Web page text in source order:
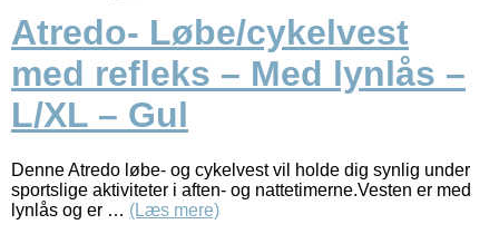
Atredo- Løbe/cykelvest
med refleks – Med lynlås –
L/XL – Gul
Denne Atredo løbe- og cykelvest vil holde dig synlig under
sportslige aktiviteter i aften- og nattetimerne.Vesten er med
lynlås og er … (Læs mere)